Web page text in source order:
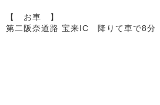
【 お車 】
第二阪奈道路 宝来IC 降りて車で8分